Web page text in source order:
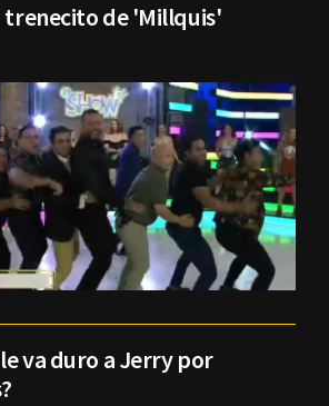
trenecito de 'Millquis'
va duro a Jerry por